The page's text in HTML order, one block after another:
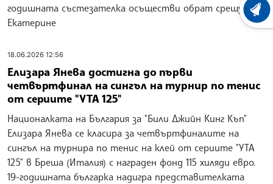
годишната състезателка осъществи обрат срещу
Екатерине
18.06.2026 12:56
Елизара Янева достигна до първи
четвъртфинал на сингъл на турнир по тенис
от сериите "УТА 125"
Националката на България за "Били Джийн Кинг Къп"
Елизара Янева се класира за четвъртфиналите на
сингъл на турнира по тенис на клей от сериите "УТА
125" в Бреша (Италия) с награден фонд 115 хиляди евро.
19-годишната българка надигра представителката